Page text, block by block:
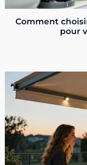
Comment
pour